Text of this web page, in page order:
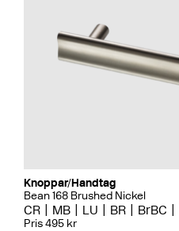
Knoppar/Handtag
Bean 168 Brushed Nickel
CR MB LU BR BrBC
Pris 495 kr